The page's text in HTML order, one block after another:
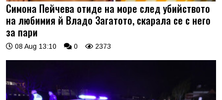
Симона Пейчева отиде на море след убийството
на любимия й Владо Загатото, скарала се с него
за пари
08 Aug 13:10 0 2373